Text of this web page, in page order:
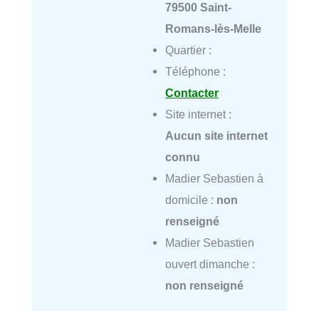
79500 Saint-
Romans-lès-Melle
Quartier :
Téléphone :
Contacter
Site internet :
Aucun site internet
connu
Madier Sebastien à
domicile : non
renseigné
Madier Sebastien
ouvert dimanche :
non renseigné